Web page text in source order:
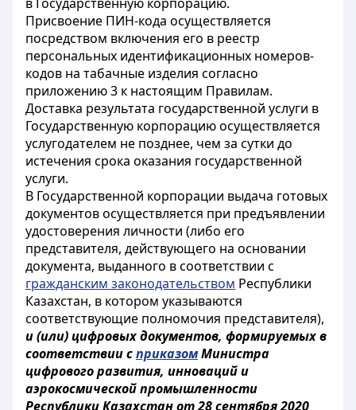
Присвоение ПИН-кода осуществляется
посредством включения его в реестр
персональных идентификационных номеров-
кодов на табачные изделия согласно
приложению 3 к настоящим Правилам.
Доставка результата государственной услуги в
Государственную корпорацию осуществляется
услугодателем не позднее, чем за сутки до
истечения срока оказания государственной
услуги.
В Государственной корпорации выдача готовых
документов осуществляется при предъявлении
удостоверения личности (либо его
представителя, действующего на основании
документа, выданного в соответствии с
гражданским законодательством Республики
Казахстан, в котором указываются
соответствующие полномочия представителя),
и (или) цифровых документов, формируемых в
соответствии сприказомМинистра
цифрового развития, инноваций и
аэрокосмической промышленности
Республики Казахстан от 28 сентября 2020